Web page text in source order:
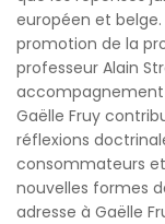
européen et
promotion de la
professeur Alain
Gaëlle Fruy
réflexions
consommateurs
nouvelles formes
adresse à Gaëlle